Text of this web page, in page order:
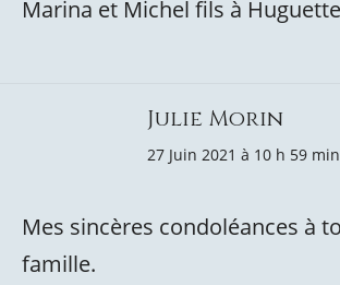
Marina et Michel fils à
Julie Morin
27 Juin 2021 à 10 h 59 min
Mes sincères condoléances à
famille.